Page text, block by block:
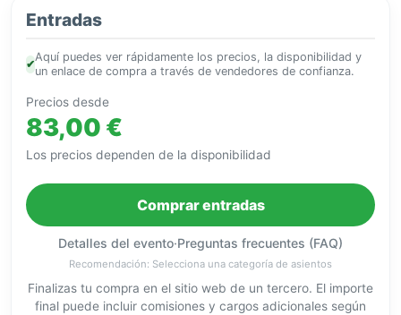
Entradas
✔
Aquí puedes ver rápidamente los precios, la disponibilidad y
un enlace de compra a través de vendedores de confianza.
Precios desde
83,00 €
Los precios dependen de la disponibilidad
Comprar entradas
Detalles del evento·Preguntas frecuentes (FAQ)
Recomendación: Selecciona una categoría de asientos
Finalizas tu compra en el sitio web de un tercero. El importe
final puede incluir comisiones y cargos adicionales según